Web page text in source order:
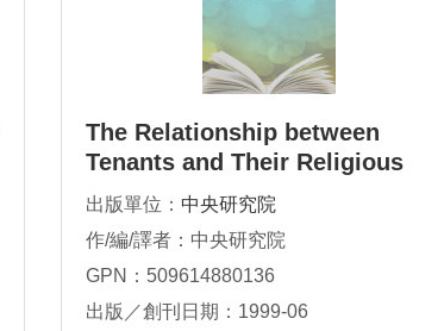
The Relationship between
Tenants and Their Religious
Landlord in The Process of
Land Reform: A Case
出版單位： 中央研究院
作/編/譯者：中央研究院
GPN：509614880136
出版／創刊日期：1999-06